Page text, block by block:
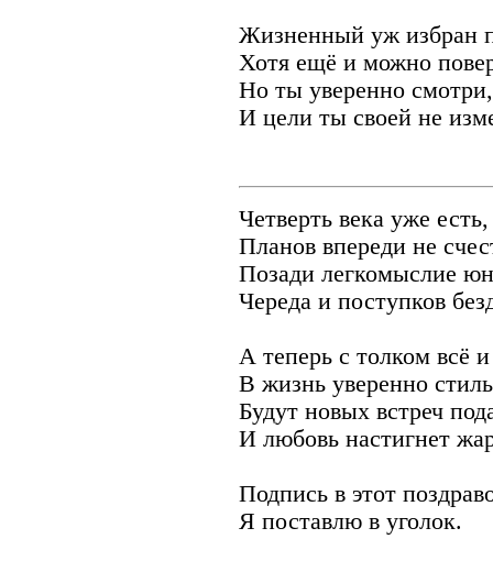
Жизненный уж избран
Хотя ещё и можно
Но ты уверенно
И цели ты своей не
Четверть века уже есть,
Планов впереди не
Позади легкомыслие
Череда и поступков
А теперь с толком всё
В жизнь уверенно
Будут новых встреч
И любовь настигнет
Подпись в этот
Я поставлю в уголок.